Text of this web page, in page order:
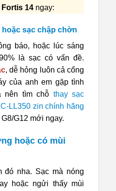
14 ngay:
hoặc sạc chập chờn
báo, hoặc lúc sáng
là sạc có vấn đề.
, dễ hỏng luôn cả cổng
của anh em gặp tình
nên tìm chỗ thay sạc
LL350 zin chính hãng
G12 mới ngay.
hoặc có mùi
đó nha. Sạc mà nóng
hoặc ngửi thấy mùi